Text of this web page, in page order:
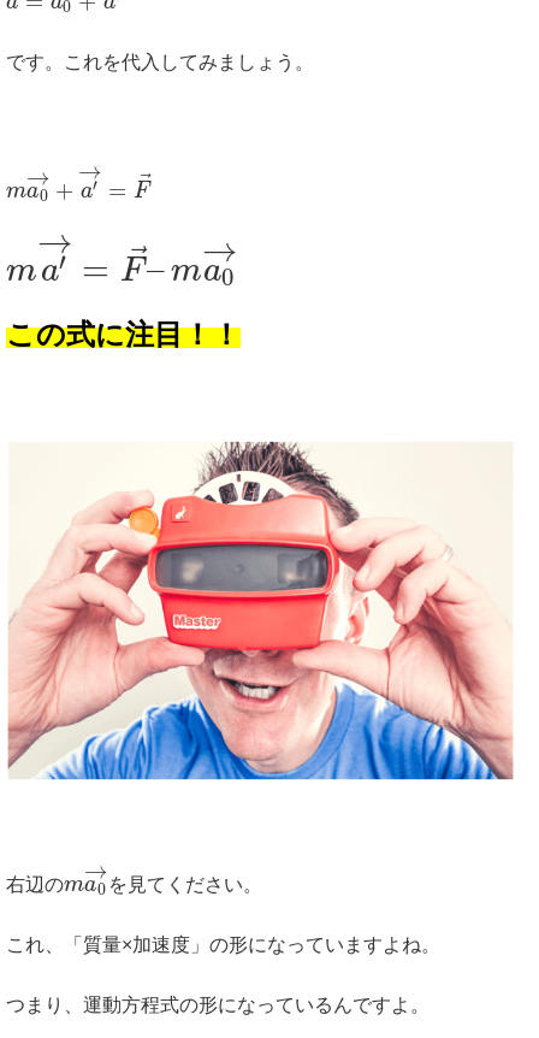
0
です。これを代入してみましょう。
ma0
→ + a′
→
= F
ma′
→
= F ⃗
–ma0
→
この式に注目！！
右辺のma0
→
を見てください。
これ、「質量×加速度」の形になっていますよね。
つまり、運動方程式の形になっているんですよ。